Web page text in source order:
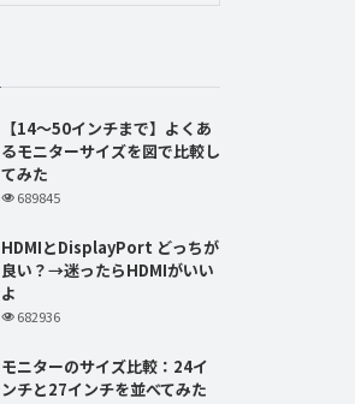
【14～50インチまで】よくあ
るモニターサイズを図で比較し
てみた
689845
HDMIとDisplayPort どっちが
良い？→迷ったらHDMIがいい
よ
682936
モニターのサイズ比較：24イ
ンチと27インチを並べてみた